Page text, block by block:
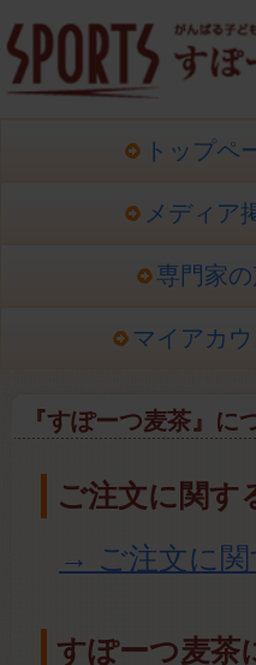
トップペ
メディア
専門家
マイアカウ
『すぽーつ麦茶』に
ご注文に関す
→ ご注文に
すぽーつ麦茶